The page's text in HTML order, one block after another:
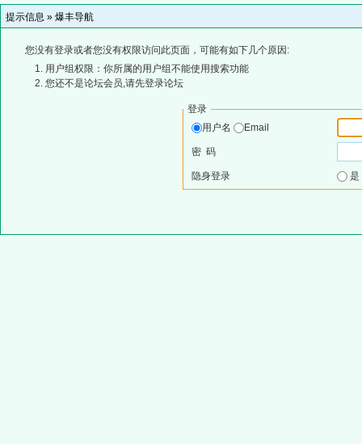
提示信息 » 爆丰导航
您没有登录或者您没有权限访问此页面，可能有如下几个原因:
用户组权限：你所属的用户组不能使用搜索功能
您还不是论坛会员,请先登录论坛
登录
用户名
Email
密 码
隐身登录